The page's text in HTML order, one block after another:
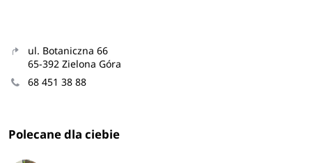
ul. Botaniczna 66
65-392 Zielona Góra
68 451 38 88
Polecane dla ciebie